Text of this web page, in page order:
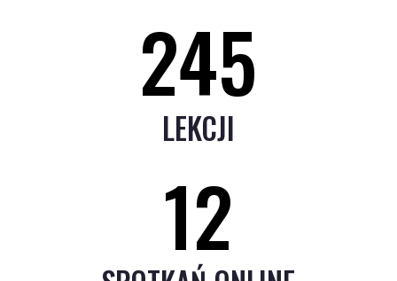
245
LEKCJI
12